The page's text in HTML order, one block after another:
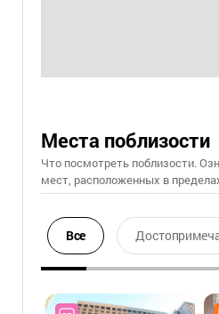
Места поблизости
Что посмотреть поблизости.
мест, расположенных в
Все